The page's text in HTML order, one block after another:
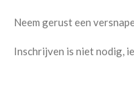
Neem gerust een
Inschrijven is niet nodig,